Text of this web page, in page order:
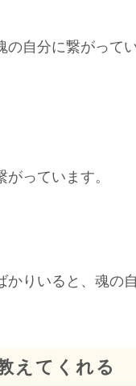
自分に繋がって
っています。
りいると、魂の
えてくれる